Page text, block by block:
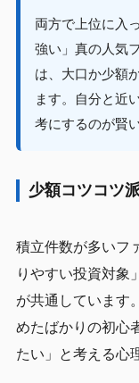
両方で上位に入
強い」真の人気
は、大口か少額
ます。自分と近
考にするのが賢
少額コツコツ
積立件数が多いフ
りやすい投資対象
が共通しています
めたばかりの初心
たい」と考える心